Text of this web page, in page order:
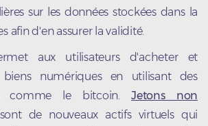
sur les données stockées dans la
afin d'en assurer la validité.
aux utilisateurs d'acheter et
numériques en utilisant des
comme le bitcoin.Jetons non
sont de nouveaux actifs virtuels qui